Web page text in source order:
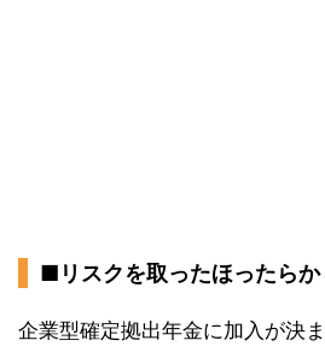
■リスクを取ったほったらか
企業型確定拠出年金に加入が決